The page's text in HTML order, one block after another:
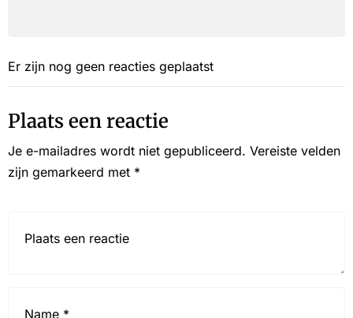
Er zijn nog geen reacties geplaatst
Plaats een reactie
Je e-mailadres wordt niet gepubliceerd. Vereiste velden
zijn gemarkeerd met *